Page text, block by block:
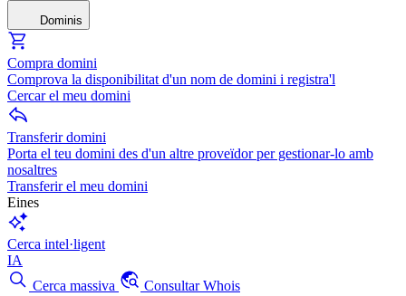
Dominis
Compra domini
Comprova la disponibilitat d'un nom de domini i registra'l
Cercar el meu domini
Transferir domini
Porta el teu domini des d'un altre proveïdor per gestionar-lo amb
nosaltres
Transferir el meu domini
Eines
Cerca intel·ligent
IA
Cerca massiva
Consultar Whois